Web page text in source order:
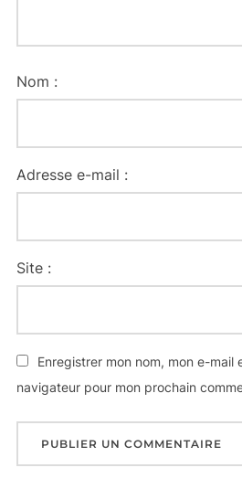
Nom :
Adresse e-mail :
Site :
Enregistrer mon nom, mon e-mail
navigateur pour mon prochain